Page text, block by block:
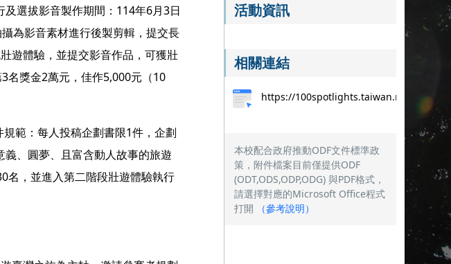
選拔影音製作期間：114年6月3日
為影音素材進行後製剪輯，提交長
遊體驗，並提交影音作品，可獲壯
名獎金2萬元，佳作5,000元（10
範：每人投稿企劃書限1件，企劃
、圓夢、且富含動人故事的旅遊
名，並進入第二階段壯遊體驗執行
活動資訊
相關連結
https://100spotlights.taiwan.net.tw/
本校配合政府推動ODF文件標準政
策，附件檔案目前僅提供ODF
(ODT,ODS,ODP,ODG) 與PDF格式，
請選擇對應的Microsoft Office程式
打開
（參考說明）